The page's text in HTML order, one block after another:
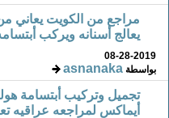
مراجع من الكويت يعاني
يعالج أسنانه ويركب
08-28-2019
بواسطةasnanaka
تجميل وتركيب أبتسامة
أيماكس لمراجعه عراقيه